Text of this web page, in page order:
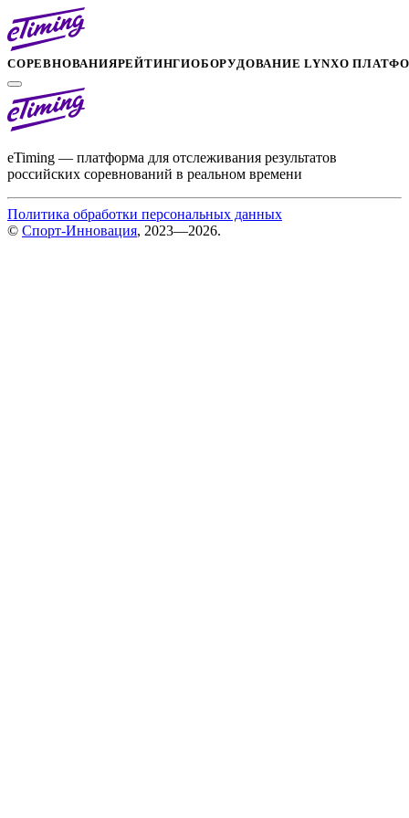
СОРЕВНОВАНИЯРЕЙТИНГИОБОРУДОВАНИЕ LYNXО
eTiming — платформа для отслеживания результатов
российских соревнований в реальном времени
Политика обработки персональных данных
© Спорт-Инновация, 2023—2026.